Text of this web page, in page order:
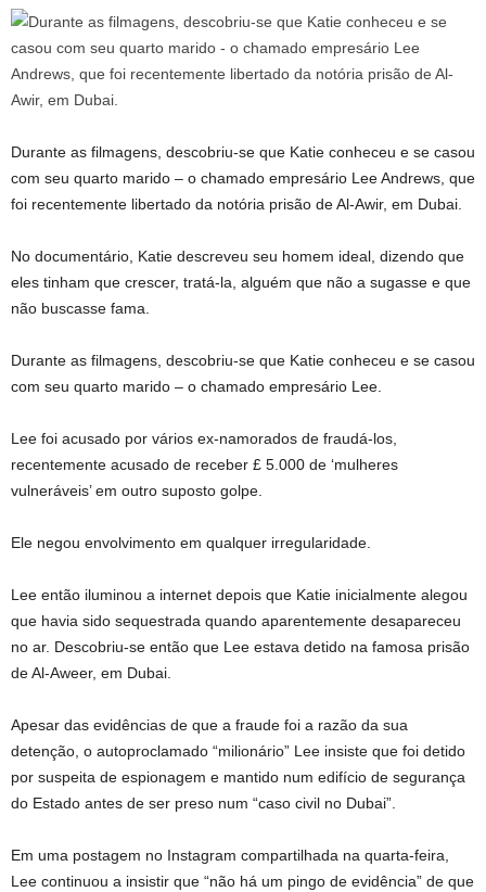
Durante as filmagens, descobriu-se que Katie conheceu e se casou
com seu quarto marido – o chamado empresário Lee Andrews, que
foi recentemente libertado da notória prisão de Al-Awir, em Dubai.
No documentário, Katie descreveu seu homem ideal, dizendo que
eles tinham que crescer, tratá-la, alguém que não a sugasse e que
não buscasse fama.
Durante as filmagens, descobriu-se que Katie conheceu e se casou
com seu quarto marido – o chamado empresário Lee.
Lee foi acusado por vários ex-namorados de fraudá-los,
recentemente acusado de receber £ 5.000 de ‘mulheres
vulneráveis’ em outro suposto golpe.
Ele negou envolvimento em qualquer irregularidade.
Lee então iluminou a internet depois que Katie inicialmente alegou
que havia sido sequestrada quando aparentemente desapareceu
no ar. Descobriu-se então que Lee estava detido na famosa prisão
de Al-Aweer, em Dubai.
Apesar das evidências de que a fraude foi a razão da sua
detenção, o autoproclamado “milionário” Lee insiste que foi detido
por suspeita de espionagem e mantido num edifício de segurança
do Estado antes de ser preso num “caso civil no Dubai”.
Em uma postagem no Instagram compartilhada na quarta-feira,
Lee continuou a insistir que “não há um pingo de evidência” de que